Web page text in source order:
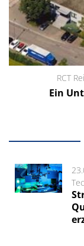
RCT
Ein